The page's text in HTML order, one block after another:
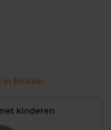
in Blokker
kinderen